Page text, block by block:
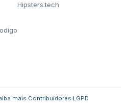
Hipsters.tech
mais Contribuidores LGPD